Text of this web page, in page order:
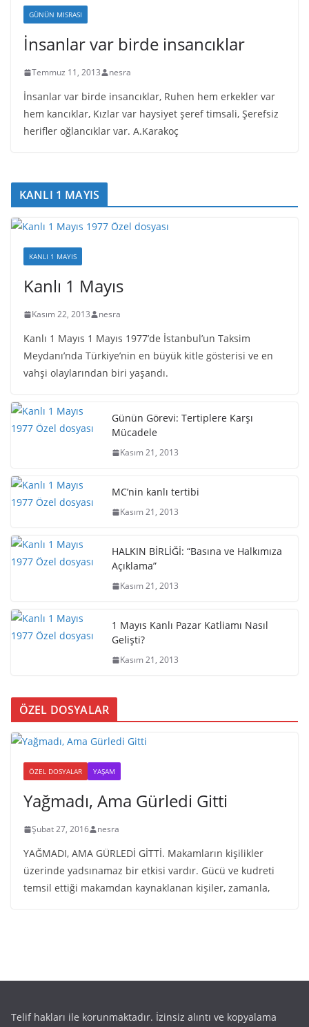
GÜNÜN MISRASI
İnsanlar var birde insancıklar
Temmuz 11, 2013 nesra
İnsanlar var birde insancıklar, Ruhen hem erkekler var
hem kancıklar, Kızlar var haysiyet şeref timsali, Şerefsiz
herifler oğlancıklar var. A.Karakoç
KANLI 1 MAYIS
KANLI 1 MAYIS
Kanlı 1 Mayıs
Kasım 22, 2013 nesra
Kanlı 1 Mayıs 1 Mayıs 1977’de İstanbul’un Taksim
Meydanı’nda Türkiye’nin en büyük kitle gösterisi ve en
vahşi olaylarından biri yaşandı.
Günün Görevi: Tertiplere Karşı
Mücadele
Kasım 21, 2013
MC’nin kanlı tertibi
Kasım 21, 2013
HALKIN BİRLİĞİ: “Basına ve Halkımıza
Açıklama”
Kasım 21, 2013
1 Mayıs Kanlı Pazar Katliamı Nasıl
Gelişti?
Kasım 21, 2013
ÖZEL DOSYALAR
ÖZEL DOSYALAR YAŞAM
Yağmadı, Ama Gürledi Gitti
Şubat 27, 2016 nesra
YAĞMADI, AMA GÜRLEDİ GİTTİ. Makamların kişilikler
üzerinde yadsınamaz bir etkisi vardır. Gücü ve kudreti
temsil ettiği makamdan kaynaklanan kişiler, zamanla,
Telif hakları ile korunmaktadır. İzinsiz alıntı ve kopyalama